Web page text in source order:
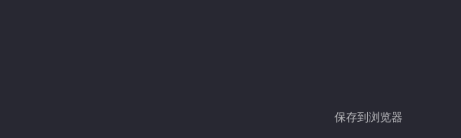
保存到浏览器